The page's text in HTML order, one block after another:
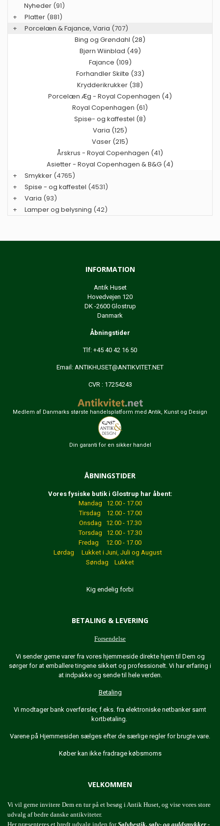
Nyheder (91)
+
Platter (881)
+
Porcelæn & Fajance, Varia (707)
Bing og Grøndahl (28)
Bjørn Wiinblad (49)
Fajance (109)
Forhandler Skilte (33)
Krydderikrukker (38)
Porcelæn Æg - Royal Copenhagen (4)
Royal Copenhagen (61)
Spise- og kaffestel (8)
Varia (125)
Vaser (215)
Årskrus - Royal Copenhagen (41)
Asietter - Royal Copenhagen & B&G (4)
+
Smykker (4765)
+
Spise - og kaffestel (4531)
+
Varia (93)
+
Lamper og belysning (42)
INFORMATION
Antik Huset
Hovedvejen 120
DK -2600 Glostrup
Danmark
Åbningstider
Tlf: +45 40 42 16 50
Email: ANTIKHUSET@ANTIKVITET.NET
CVR : 17254243
Medlem af Danmarks største handelsplatform med Antik, Kunst og Design
Din garanti for en sikker handel
ÅBNINGSTIDER
Vores fysiske butik i Glostrup har åbent:
Mandag 12.00 - 17.00
Tirsdag 12.00 - 17.00
Onsdag 12.00 - 17.30
Torsdag 12.00 - 17.30
Fredag 12.00 - 17.00
Lørdag Lukket i Juni, Juli og August
Søndag Lukket
Kig endelig forbi
BETALING & LEVERING
Forsendelse
Vi sender gerne varer fra vores hjemmeside direkte hjem til Dem og
sørger for at emballere tingene sikkert og professionelt. Vi har erfaring i
at indpakke og sende til hele verden.
Betaling
Vi modtager bank overførsler, f.eks. fra elektroniske netbanker samt
kortbetaling.
Varene på Hjemmesiden sælges efter de særlige regler for brugte vare.
Køber kan ikke fradrage købsmoms
VELKOMMEN
Vi vil gerne invitere Dem en tur på et besøg i Antik Huset, og vise vores store
udvalg af bedre danske antikviteter.
Her præsenteres et bredt udvalg inden forSølvbestik, sølv- og guldsmykker -